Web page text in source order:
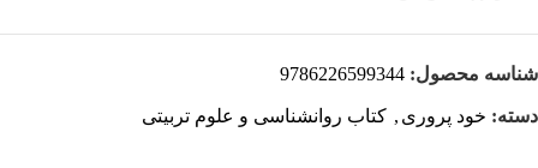
شناسه محصول: 9786226599344
دسته: خود پروری , کتاب روانشناسی و علوم تربیتی